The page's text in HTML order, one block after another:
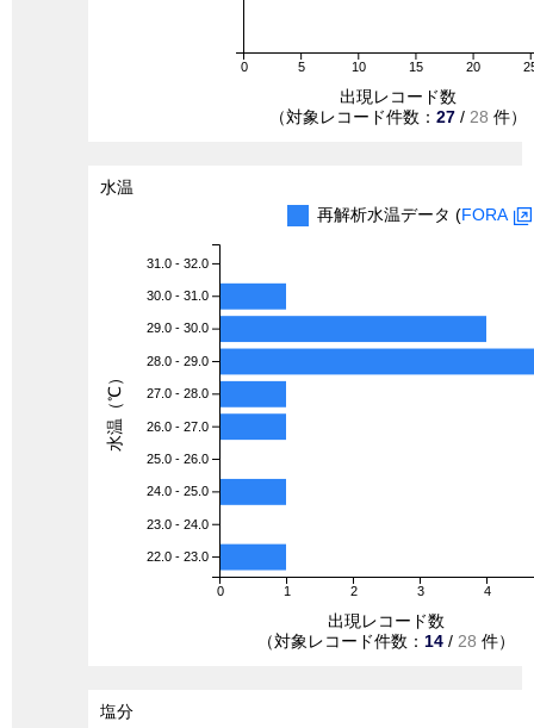
0 5 10 15 20
出現レコード数
（対象レコード件数： 27 / 28 件）
水温
再解析水温データ (FORA
0 1 2 3 4
31.0 - 32.0
30.0 - 31.0
29.0 - 30.0
28.0 - 29.0
27.0 - 28.0
26.0 - 27.0
25.0 - 26.0
24.0 - 25.0
23.0 - 24.0
22.0 - 23.0
出現レコード数
（対象レコード件数： 14 / 28 件）
水温（℃）
塩分